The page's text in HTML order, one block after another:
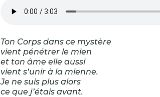
Ton Corps dans ce mystère
vient pénétrer le mien
et ton âme elle aussi
vient s’unir à la mienne.
Je ne suis plus alors
ce que j’étais avant.